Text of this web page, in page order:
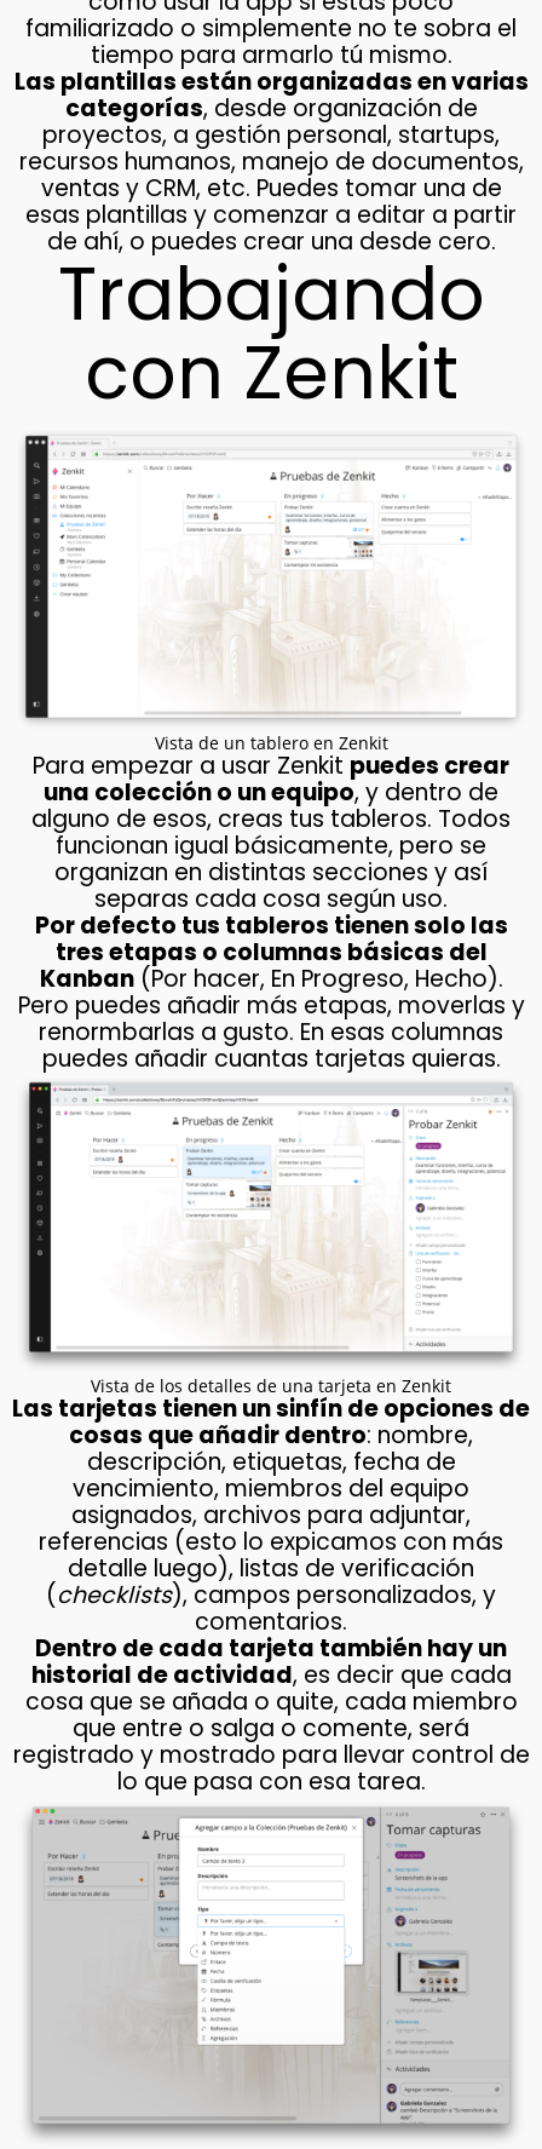
familiarizado o simplemente no te sobra el
tiempo para armarlo tú mismo.
Las plantillas están organizadas en varias
categorías, desde organización de
proyectos, a gestión personal, startups,
recursos humanos, manejo de documentos,
ventas y CRM, etc. Puedes tomar una de
esas plantillas y comenzar a editar a partir
de ahí, o puedes crear una desde cero.
Trabajando
con Zenkit
Vista de un tablero en Zenkit
Para empezar a usar Zenkit puedes crear
una colección o un equipo, y dentro de
alguno de esos, creas tus tableros. Todos
funcionan igual básicamente, pero se
organizan en distintas secciones y así
separas cada cosa según uso.
Por defecto tus tableros tienen solo las
tres etapas o columnas básicas del
Kanban(Por hacer, En Progreso, Hecho).
Pero puedes añadir más etapas, moverlas y
renormbarlas a gusto. En esas columnas
puedes añadir cuantas tarjetas quieras.
Vista de los detalles de una tarjeta en Zenkit
Las tarjetas tienen un sinfín de opciones de
cosas que añadir dentro: nombre,
descripción, etiquetas, fecha de
vencimiento, miembros del equipo
asignados, archivos para adjuntar,
referencias (esto lo expicamos con más
detalle luego), listas de verificación
(checklists), campos personalizados, y
comentarios.
Dentro de cada tarjeta también hay un
historial de actividad, es decir que cada
cosa que se añada o quite, cada miembro
que entre o salga o comente, será
registrado y mostrado para llevar control de
lo que pasa con esa tarea.